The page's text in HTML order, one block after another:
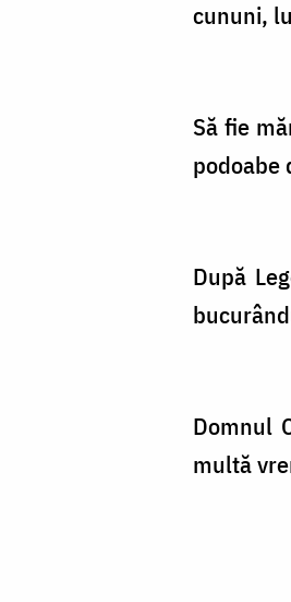
cununi,
Să fie
podoabe
După
Domnul
multă